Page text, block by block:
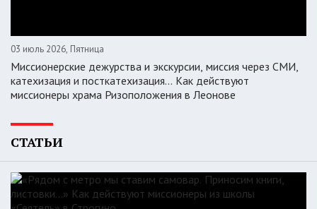
03 июль 2026, Пятница
Миссионерские дежурства и экскурсии, миссия через СМИ,
катехизация и посткатехизация… Как действуют
миссионеры храма Ризоположения в Леонове
СТАТЬИ